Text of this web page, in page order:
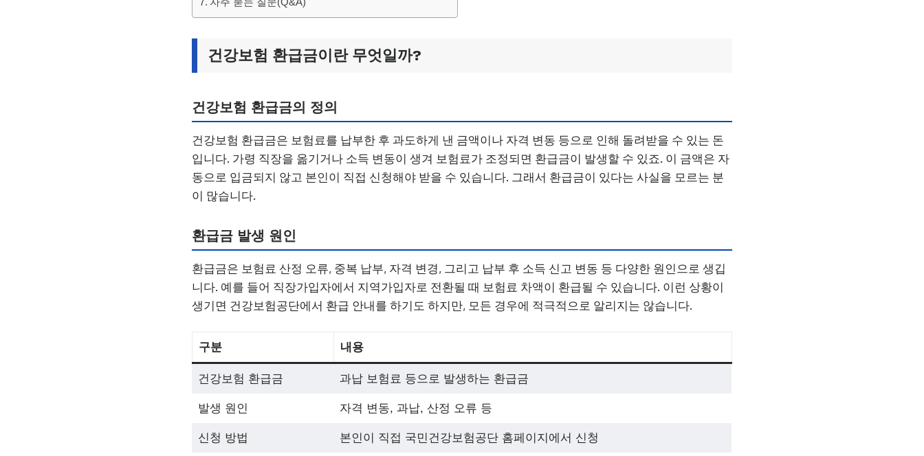
건강보험 환급금이란 무엇일까?
건강보험 환급금의 정의
건강보험 환급금은 보험료를 납부한 후 과도하게 낸 금액이나 자격 변동 등으로 인해 돌려받을 수 있는 돈
입니다. 가령 직장을 옮기거나 소득 변동이 생겨 보험료가 조정되면 환급금이 발생할 수 있죠. 이 금액은 자
동으로 입금되지 않고 본인이 직접 신청해야 받을 수 있습니다. 그래서 환급금이 있다는 사실을 모르는 분
이 많습니다.
환급금 발생 원인
환급금은 보험료 산정 오류, 중복 납부, 자격 변경, 그리고 납부 후 소득 신고 변동 등 다양한 원인으로 생깁
니다. 예를 들어 직장가입자에서 지역가입자로 전환될 때 보험료 차액이 환급될 수 있습니다. 이런 상황이
생기면 건강보험공단에서 환급 안내를 하기도 하지만, 모든 경우에 적극적으로 알리지는 않습니다.
구분 내용
건강보험 환급금 과납 보험료 등으로 발생하는 환급금
발생 원인 자격 변동, 과납, 산정 오류 등
신청 방법 본인이 직접 국민건강보험공단 홈페이지에서 신청